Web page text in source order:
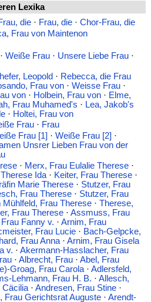
Lexika
die· Frau, die· Chor-Frau, die
Frau von Maintenon
Weiße Frau· Unsere Liebe Frau·
Leopold· Rebecca, die Frau
Frau von· Weisse Frau·
von· Holbein, Frau von· Elme,
Frau Muhamed's · Lea, Jakob's
· Holtei, Frau von
Frau· Frau
Frau [1] · Weiße Frau [2] ·
Unsrer Lieben Frau von der
· Merx, Frau Eulalie Therese·
Ida· Keiter, Frau Therese·
Marie Therese· Stutzer, Frau
Frau Therese· Stutzer, Frau
Mühlfeld, Frau Therese· Therese,
Frau Therese· Assmuss, Frau
Fanny v. · Arnim, Frau
Frau Lucie· Bach-Gelpcke,
Frau Anna· Arnim, Frau Gisela
v. · Akermann-Hasslacher, Frau
· Albrecht, Frau· Abel, Frau
Groag, Frau Carola· Adlersfeld,
Lehmann, Frau H. B. · Allesch,
Cäcilia· Andresen, Frau Stine·
Frau Gerichtsrat Auguste· Arendt-